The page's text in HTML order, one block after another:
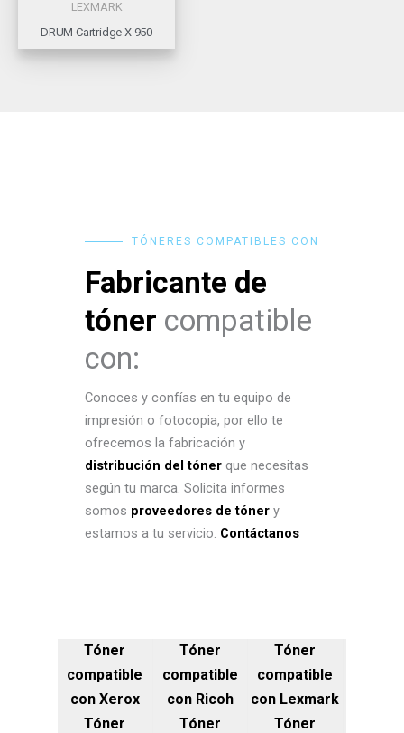
LEXMARK
DRUM Cartridge X 950
TÓNERES COMPATIBLES CON
Fabricante de
tóner compatible
con:
Conoces y confías en tu equipo de
impresión o fotocopia, por ello te
ofrecemos la fabricación y
distribución del tóner que necesitas
según tu marca. Solicita informes
somos proveedores de tóner y
estamos a tu servicio. Contáctanos
Tóner
compatible
con Xerox
Tóner
compatible
con Ricoh
Tóner
compatible
con Lexmark
Tóner
Tóner
Tóner